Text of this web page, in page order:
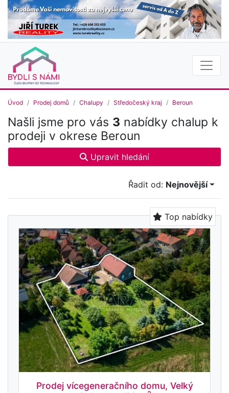
Úvod Prodej domů Chalupy Středočeský kraj Beroun
Našli jsme pro vás 3 nabídky chalup k
prodeji v okrese Beroun
Upravit hledání
Řadit od: Nejnovější
Top nabídky
Prodej vícegeneračního domu, Velký